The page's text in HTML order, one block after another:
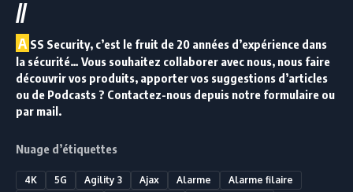
//
A SS Security, c’est le fruit de 20 années d’expérience dans
la sécurité… Vous souhaitez collaborer avec nous, nous faire
découvrir vos produits, apporter vos suggestions d’articles
ou de Podcasts ? Contactez-nous depuis notre formulaire ou
par mail.
Nuage d’étiquettes
4K 5G Agility 3 Ajax Alarme
Alarme filaire